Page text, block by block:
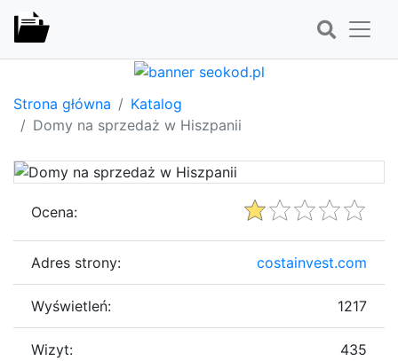
Strona główna
Katalog
Domy na sprzedaż w Hiszpanii
Ocena:
Adres strony: costainvest.com
Wyświetleń: 1217
Wizyt: 435